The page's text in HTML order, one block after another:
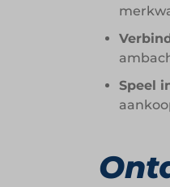
Speel